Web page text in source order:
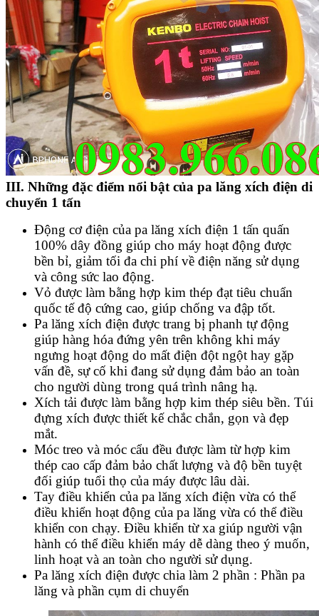
III. Những đặc điểm nổi bật của pa lăng xích điện di
chuyển 1 tấn
Động cơ điện của pa lăng xích điện 1 tấn quấn
100% dây đồng giúp cho máy hoạt động được
bền bỉ, giảm tối đa chi phí về điện năng sử dụng
và công sức lao động.
Vỏ được làm bằng hợp kim thép đạt tiêu chuẩn
quốc tế độ cứng cao, giúp chống va đập tốt.
Pa lăng xích điện được trang bị phanh tự động
giúp hàng hóa đứng yên trên không khi máy
ngưng hoạt động do mất điện đột ngột hay gặp
vấn đề, sự cố khi đang sử dụng đảm bảo an toàn
cho người dùng trong quá trình nâng hạ.
Xích tải được làm bằng hợp kim thép siêu bền. Túi
đựng xích được thiết kế chắc chắn, gọn và đẹp
mắt.
Móc treo và móc cẩu đều được làm từ hợp kim
thép cao cấp đảm bảo chất lượng và độ bền tuyệt
đối giúp tuổi thọ của máy được lâu dài.
Tay điều khiển của pa lăng xích điện vừa có thể
điều khiển hoạt động của pa lăng vừa có thể điều
khiển con chạy. Điều khiển từ xa giúp người vận
hành có thể điều khiển máy dễ dàng theo ý muốn,
linh hoạt và an toàn cho người sử dụng.
Pa lăng xích điện được chia làm 2 phần : Phần pa
lăng và phần cụm di chuyển